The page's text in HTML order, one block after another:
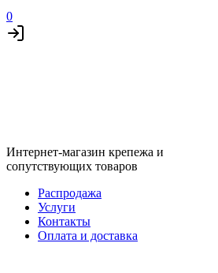
0
Интернет-магазин крепежа и
сопутствующих товаров
Распродажа
Услуги
Контакты
Оплата и доставка